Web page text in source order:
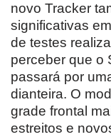
novo Tracker
significativas
de testes
perceber que o
passará por
dianteira. O
grade frontal
estreitos e